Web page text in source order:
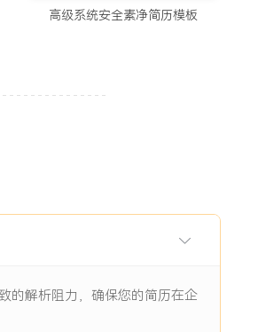
到优化，国内外精选推荐
9484阅读
高级系统安全素净简历模板
的解析阻力，确保您的简历在企